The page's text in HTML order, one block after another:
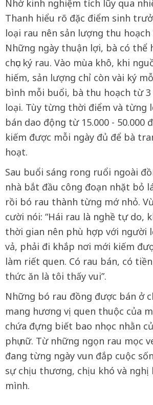
Nhờ kinh nghiệm tích lũy qua
Thanh hiểu rõ đặc điểm sinh
loại rau nên sản lượng thu hoạch
Những ngày thuận lợi, bà có thể
chục ký rau. Vào mùa khô, khi
hiếm, sản lượng chỉ còn vài ký
bình mỗi buổi, bà thu hoạch từ 3
loại. Tùy từng thời điểm và từng
bán dao động từ 15.000 - 50.000
kiếm được mỗi ngày đủ để bà
hoạt.
Sau buổi sáng rong ruổi ngoài
nhà bắt đầu công đoạn nhặt bỏ
rồi bó rau thành từng mớ nhỏ.
cười nói: “Hái rau là nghề tự do,
thời gian nên phù hợp với người
vả, phải đi khắp nơi mới kiếm
làm riết quen. Có rau bán, có
thức ăn là tôi thấy vui”.
Những bó rau đồng được bán ở
mang hương vị quen thuộc của
chứa đựng biết bao nhọc nhằn
phụ nữ. Từ những ngọn rau mọc
đang từng ngày vun đắp cuộc
sự chịu thương, chịu khó và nghị
mình.